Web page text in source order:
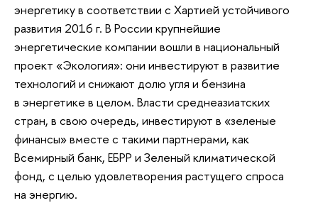
энергетику в соответствии с Хартией устойчивого
развития 2016 г. В России крупнейшие
энергетические компании вошли в национальный
проект «Экология»: они инвестируют в развитие
технологий и снижают долю угля и бензина
в энергетике в целом. Власти среднеазиатских
стран, в свою очередь, инвестируют в «зеленые
финансы» вместе с такими партнерами, как
Всемирный банк, ЕБРР и Зеленый климатической
фонд, с целью удовлетворения растущего спроса
на энергию.